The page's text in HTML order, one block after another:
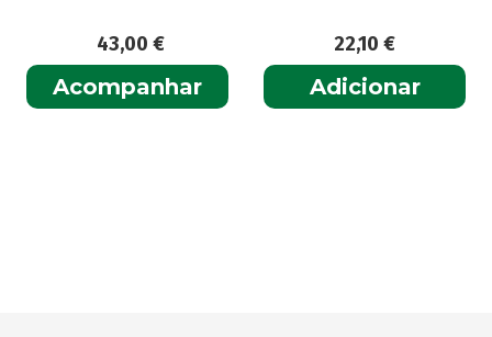
43,00€
Acompanhar
22,10€
Adicionar